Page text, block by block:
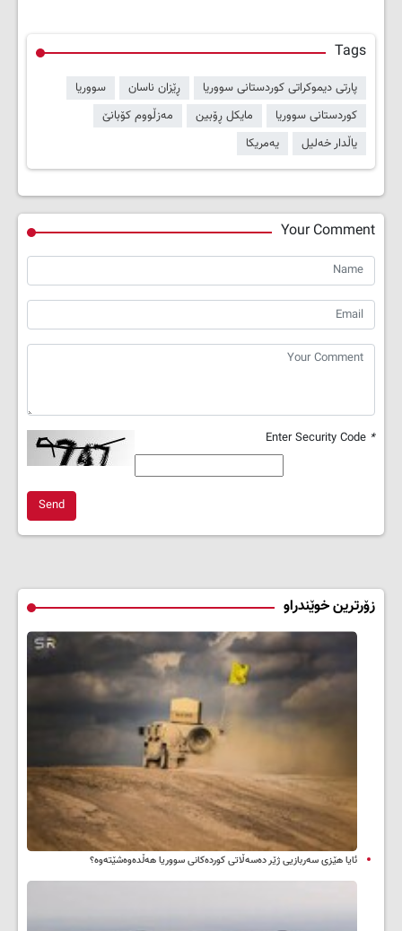
Tags
پارتی دیموکراتی کوردستانی سووریا ڕێزان ناسان
سووریا
کوردستانی سووریا
مایکل ڕۆبین
مەزڵووم کۆبانێ
یاڵدار خەلیل
یەمریکا
Your Comment
*
Send
زۆرترین خوێندراو
ئایا هێزی سەربازیی ژێر دەسەڵاتی کوردەکانی سووریا هەڵدەوەشێتەوە؟